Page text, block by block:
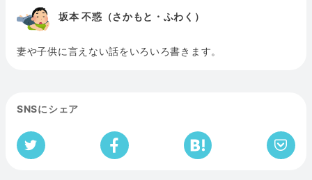
坂本 不惑（さかもと・ふわく）
妻や子供に言えない話をいろいろ書きます。
SNSにシェア